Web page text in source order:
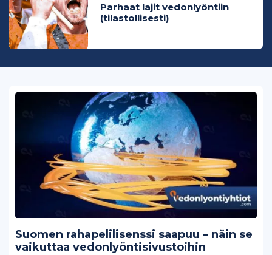
Parhaat lajit vedonlyöntiin
(tilastollisesti)
Suomen rahapelilisenssi saapuu – näin se
vaikuttaa vedonlyöntisivustoihin